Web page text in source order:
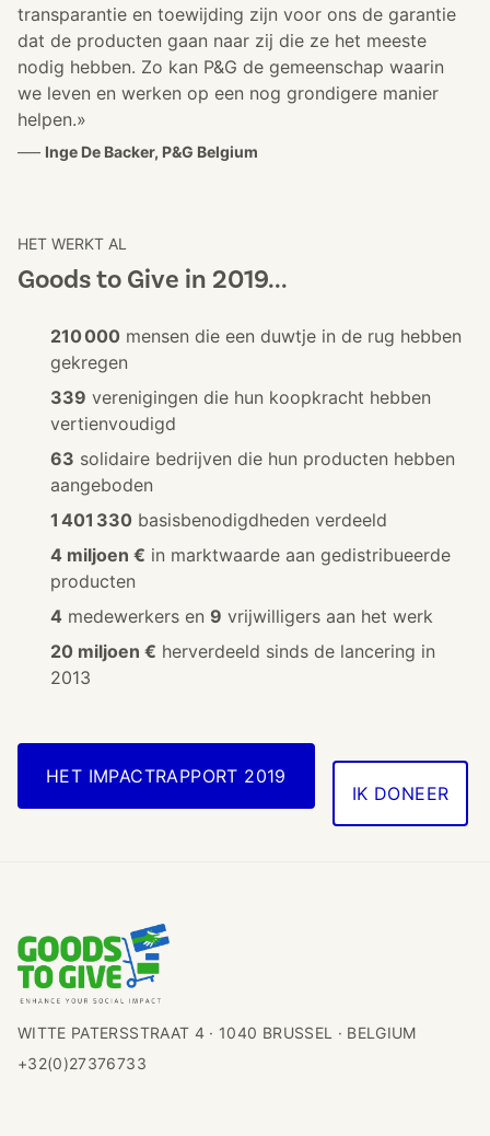
transparantie en toewijding zijn voor ons de garantie
dat de producten gaan naar zij die ze het meeste
nodig hebben. Zo kan P&G de gemeenschap waarin
we leven en werken op een nog grondigere manier
helpen.»
––– Inge De Backer, P&G Belgium
HET WERKT AL
Goods to Give in 2019...
210 000mensen die een duwtje in de rug hebben
gekregen
339 verenigingen die hun koopkracht hebben
vertienvoudigd
63 solidaire bedrijven die hun producten hebben
aangeboden
1 401 330basisbenodigdheden verdeeld
4 miljoen € in marktwaarde aan gedistribueerde
producten
4 medewerkers en 9 vrijwilligers aan het werk
20 miljoen € herverdeeld sinds de lancering in
2013
HET IMPACTRAPPORT 2019
IK DONEER
WITTE PATERSSTRAAT 4 · 1040 BRUSSEL · BELGIUM
+32(0)27376733